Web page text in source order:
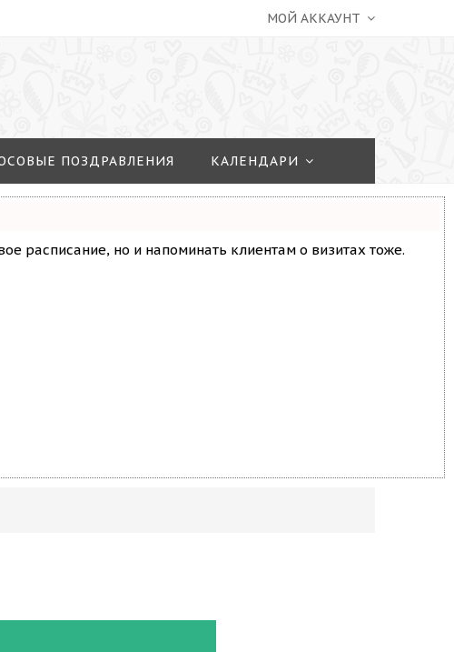
МОЙ АККАУНТ
ПОЗДРАВЛЕНИЯ КАЛЕНДАРИ
расписание, но и напоминать клиентам о визитах тоже.